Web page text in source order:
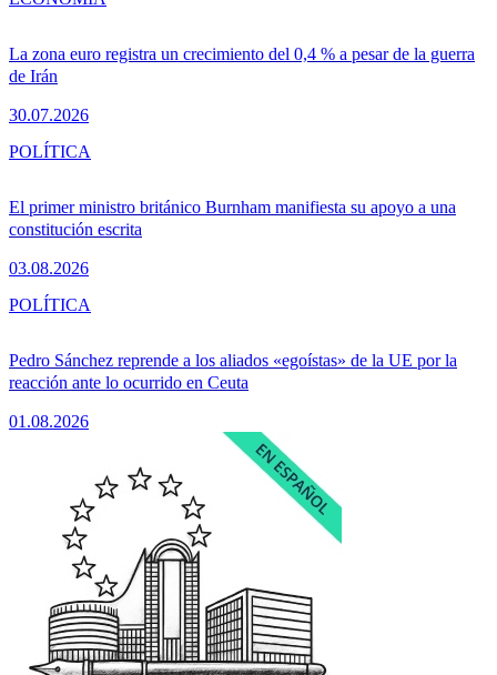
La zona euro registra un crecimiento del 0,4 % a pesar de la guerra
de Irán
30.07.2026
El primer ministro británico Burnham manifiesta su apoyo a una
constitución escrita
03.08.2026
POLÍTICA
Pedro Sánchez reprende a los aliados «egoístas» de la UE por la
reacción ante lo ocurrido en Ceuta
01.08.2026
POLÍTICA